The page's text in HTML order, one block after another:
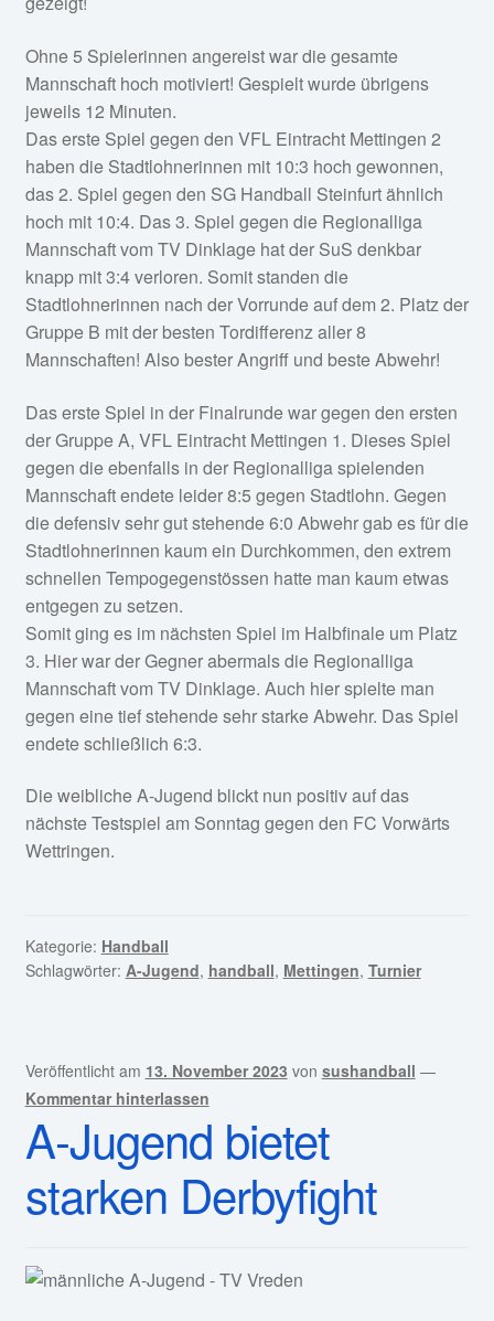
Ohne 5 Spielerinnen angereist war die gesamte
Mannschaft hoch motiviert! Gespielt wurde übrigens
jeweils 12 Minuten.
Das erste Spiel gegen den VFL Eintracht Mettingen 2
haben die Stadtlohnerinnen mit 10:3 hoch gewonnen,
das 2. Spiel gegen den SG Handball Steinfurt ähnlich
hoch mit 10:4. Das 3. Spiel gegen die Regionalliga
Mannschaft vom TV Dinklage hat der SuS denkbar
knapp mit 3:4 verloren. Somit standen die
Stadtlohnerinnen nach der Vorrunde auf dem 2. Platz der
Gruppe B mit der besten Tordifferenz aller 8
Mannschaften! Also bester Angriff und beste Abwehr!
Das erste Spiel in der Finalrunde war gegen den ersten
der Gruppe A, VFL Eintracht Mettingen 1. Dieses Spiel
gegen die ebenfalls in der Regionalliga spielenden
Mannschaft endete leider 8:5 gegen Stadtlohn. Gegen
die defensiv sehr gut stehende 6:0 Abwehr gab es für die
Stadtlohnerinnen kaum ein Durchkommen, den extrem
schnellen Tempogegenstössen hatte man kaum etwas
entgegen zu setzen.
Somit ging es im nächsten Spiel im Halbfinale um Platz
3. Hier war der Gegner abermals die Regionalliga
Mannschaft vom TV Dinklage. Auch hier spielte man
gegen eine tief stehende sehr starke Abwehr. Das Spiel
endete schließlich 6:3.
Die weibliche A-Jugend blickt nun positiv auf das
nächste Testspiel am Sonntag gegen den FC Vorwärts
Wettringen.
Kategorie: Handball
Schlagwörter: A-Jugend, handball, Mettingen, Turnier
Veröffentlicht am 13. November 2023 von sushandball —
Kommentar hinterlassen
A-Jugend bietet
starken Derbyfight